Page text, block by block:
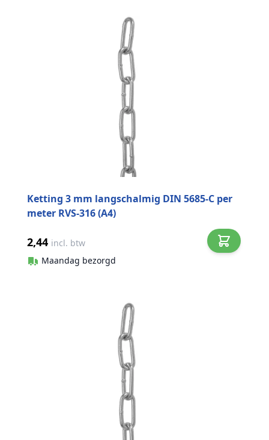
Ketting 3 mm langschalmig DIN 5685-C per
meter RVS-316 (A4)
2,44 incl. btw
Maandag bezorgd